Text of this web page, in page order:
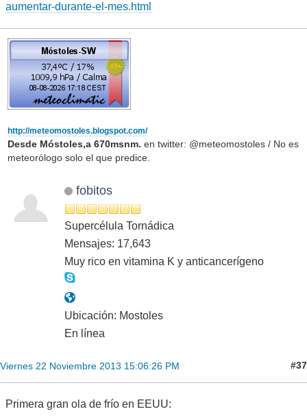
aumentar-durante-el-mes.html
http://meteomostoles.blogspot.com/
Desde Móstoles,a 670msnm. en twitter: @meteomostoles / No es
meteorólogo solo el que predice.
fobitos
Supercélula Tornádica
Mensajes: 17,643
Muy rico en vitamina K y anticancerígeno
Ubicación: Mostoles
En línea
Viernes 22 Noviembre 2013 15:06:26 PM #37
Primera gran ola de frío en EEUU: